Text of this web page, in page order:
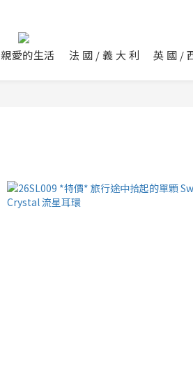
親愛的生活 法 國 / 義 大 利 英 國 /